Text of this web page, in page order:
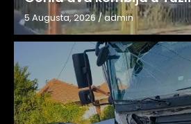
5 Augusta, 2026/admin